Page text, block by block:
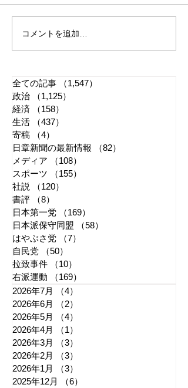
ハングル校歌巡り 京都
国際学園・監督への説明
コメントを追加…
全ての記事 （1,547）
政治
（1,125）
経済
（158）
生活
（437）
寄稿
（4）
日章新聞の最新情報
（82）
メディア
（108）
スポーツ
（155）
社説
（120）
書評
（8）
日本第一党
（169）
日本派保守同盟
（58）
はやぶさ党
（7）
自民党
（50）
拉致事件
（10）
右派運動
（169）
2026年7月
（4）
2026年6月
（2）
2026年5月
（4）
2026年4月
（1）
2026年3月
（3）
2026年2月
（3）
2026年1月
（3）
2025年12月
（6）